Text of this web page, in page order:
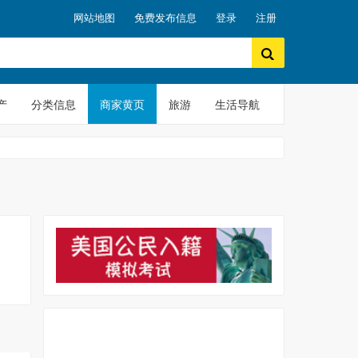
网站地图 免费发布信息 登录 注册
分类信息 商家黄页 旅游 生活导航